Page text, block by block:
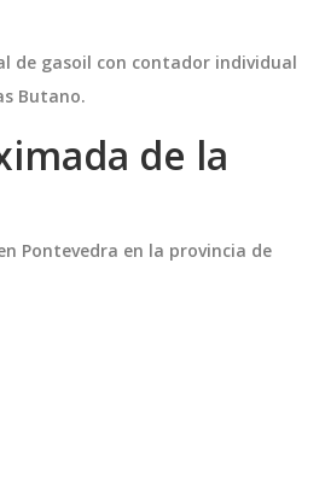
de gasoil con contador individual
Butano.
de la
Pontevedra en la provincia de